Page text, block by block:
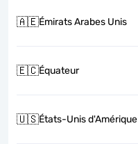
🇦🇪Émirats Arabes Unis
🇪🇨Équateur
🇺🇸États-Unis d'Amérique